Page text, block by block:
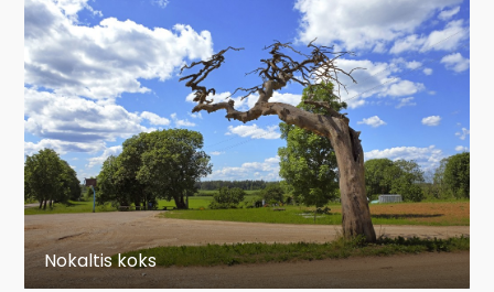
Nokaltis koks